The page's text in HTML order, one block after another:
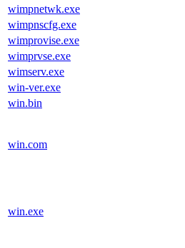
wimpnetwk.exe
wimpnscfg.exe
wimprovise.exe
wimprvse.exe
wimserv.exe
win-ver.exe
win.bin
win.com
win.exe